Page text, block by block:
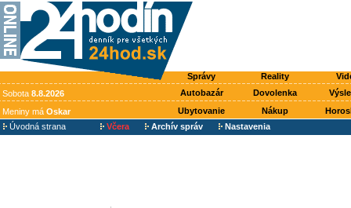
Správy Reality
Sobota 8.8.2026 Autobazár Dovolenka
Meniny má Oskar Ubytovanie Nákup
Úvodná strana
Včera Archív správ Nastavenia